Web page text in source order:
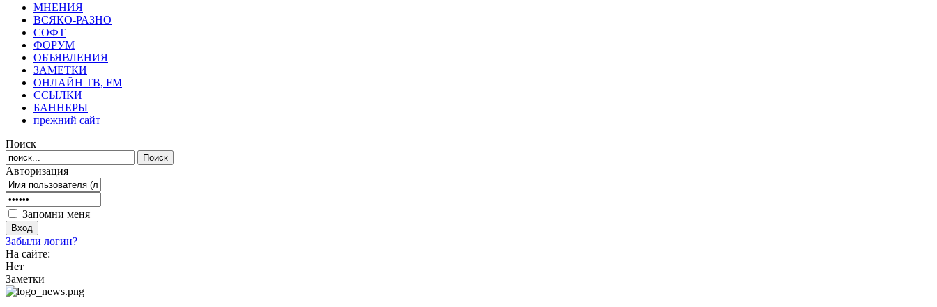
МНЕНИЯ
ВСЯКО-РАЗНО
СОФТ
ФОРУМ
ОБЪЯВЛЕНИЯ
ЗАМЕТКИ
ОНЛАЙН ТВ, FM
ССЫЛКИ
БАННЕРЫ
прежний сайт
Поиск
Авторизация
Запомни меня
Забыли логин?
На сайте:
Нет
Заметки